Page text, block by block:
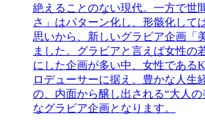
絶えることのない現代。一方で世
さ」はパターン化し、形骸化して
思いから、新しいグラビア企画「
ました。グラビアと言えば女性の
にした企画が多い中、女性である
ロデューサーに据え、豊かな人生
の、内面から醸し出される“大人の
なグラビア企画となります。